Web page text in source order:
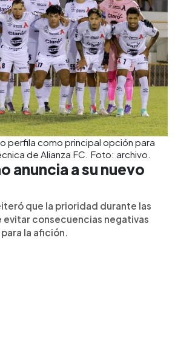
perfila como principal opción para
de Alianza FC. Foto: archivo.
anuncia a su nuevo
que la prioridad durante las
consecuencias negativas
la afición.